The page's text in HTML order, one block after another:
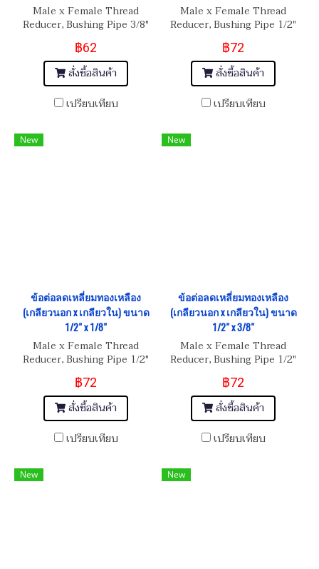
Male x Female Thread
Reducer, Bushing Pipe 3/8"
(BSPT) x 1/4"(BSPT)
฿62
สั่งซื้อสินค้า
เปรียบเทียบ
Male x Female Thread
Reducer, Bushing Pipe 1/2"
(NPT) x 1/4"(BSP)
฿72
สั่งซื้อสินค้า
เปรียบเทียบ
New
ข้อต่อลดเหลี่ยมทองเหลือง
(เกลียวนอก x เกลียวใน) ขนาด
1/2" x 1/8"
Male x Female Thread
Reducer, Bushing Pipe 1/2"
(PT) x 1/8"(BSP)
฿72
สั่งซื้อสินค้า
เปรียบเทียบ
New
ข้อต่อลดเหลี่ยมทองเหลือง
(เกลียวนอก x เกลียวใน) ขนาด
1/2" x 3/8"
Male x Female Thread
Reducer, Bushing Pipe 1/2"
(NPT) x 3/8"(BSP)
฿72
สั่งซื้อสินค้า
เปรียบเทียบ
New New